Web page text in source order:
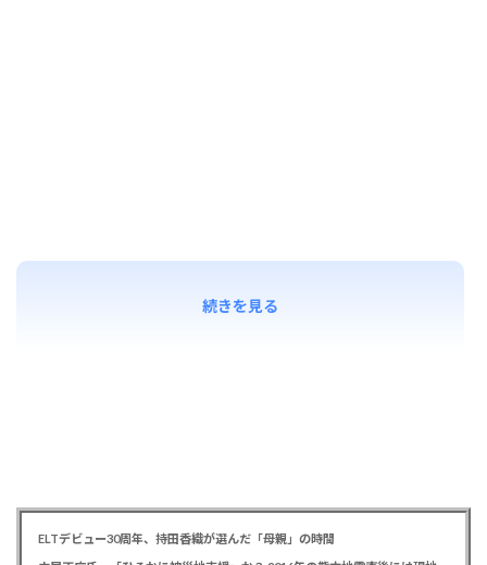
続きを見る
ELTデビュー30周年、持田香織が選んだ「母親」の時間